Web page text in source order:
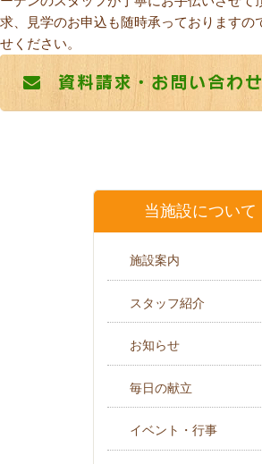
求、見学のお申込も随時承っておりますの
せください。
当施設について
施設案内
スタッフ紹介
お知らせ
毎日の献立
イベント・行事